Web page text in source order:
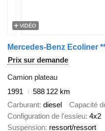
VIDÉO
Prix sur demande
Camion plateau
1991
588 122 km
Carburant diesel Capacité
Configuration de l'essieu 4x2
Suspension ressort/ressort